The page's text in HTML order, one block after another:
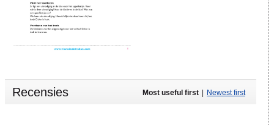
Recensies Most useful first Newest first